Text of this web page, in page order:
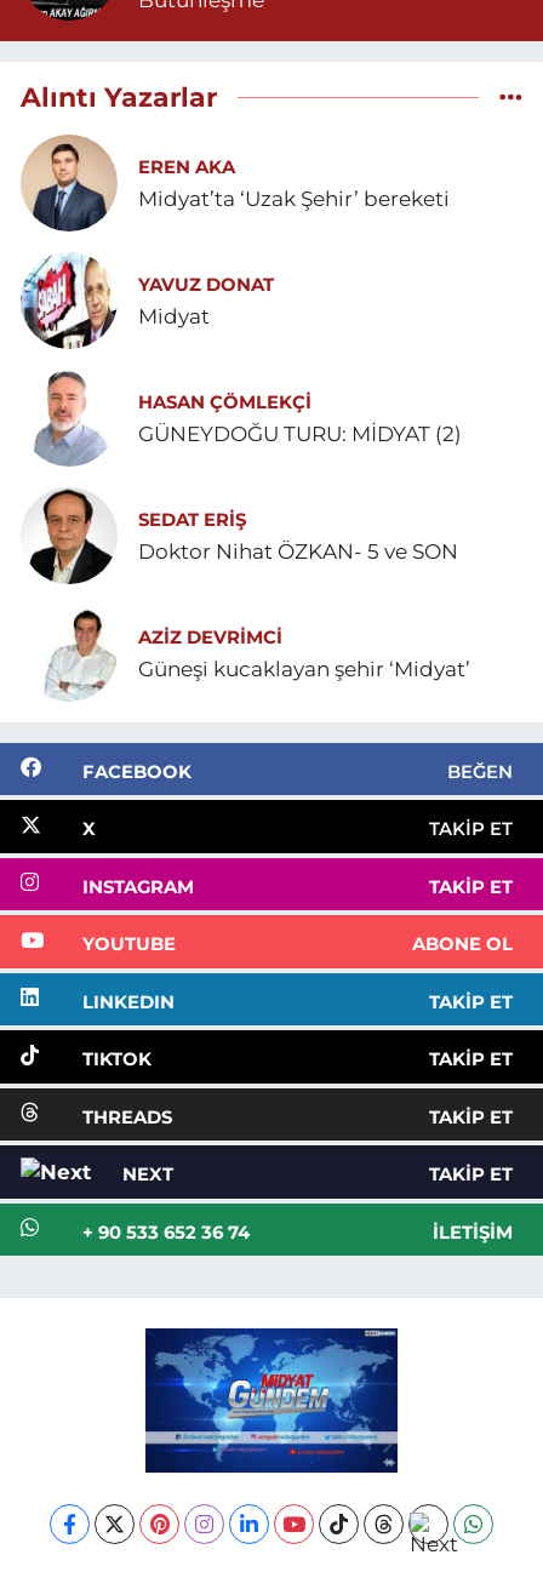
Alıntı Yazarlar
EREN AKA
Midyat’ta ‘Uzak Şehir’ bereketi
YAVUZ DONAT
Midyat
HASAN ÇÖMLEKÇİ
GÜNEYDOĞU TURU: MİDYAT (2)
SEDAT ERİŞ
Doktor Nihat ÖZKAN- 5 ve SON
AZIZ DEVRIMCI
Güneşi kucaklayan şehir ‘Midyat’
FACEBOOK BEĞEN
X TAKIP ET
INSTAGRAM TAKIP ET
YOUTUBE ABONE OL
LINKEDIN TAKIP ET
TIKTOK TAKIP ET
THREADS TAKIP ET
NEXT TAKIP ET
+ 90 533 652 36 74 İLETIŞIM